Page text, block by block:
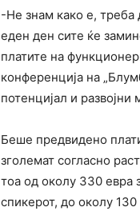
-Не знам како е, треба
еден ден сите ќе
платите на
конференција на
потенцијал и развојни
Беше предвидено
зголемат согласно
тоа од околу 330 евра
спикерот, до околу 130